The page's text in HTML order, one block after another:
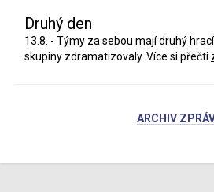
Druhý den
13.8. - Týmy za sebou mají druhý
skupiny zdramatizovaly. Více si přečti
ARCHIV